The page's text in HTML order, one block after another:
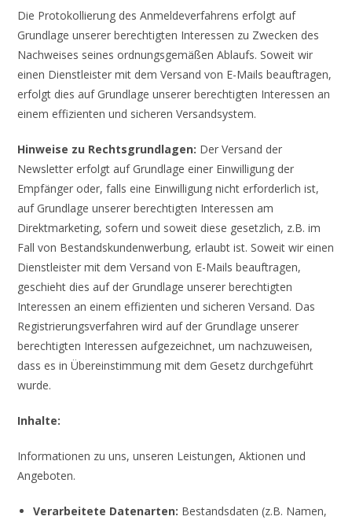
Die Protokollierung des Anmeldeverfahrens erfolgt auf
Grundlage unserer berechtigten Interessen zu Zwecken des
Nachweises seines ordnungsgemäßen Ablaufs. Soweit wir
einen Dienstleister mit dem Versand von E-Mails beauftragen,
erfolgt dies auf Grundlage unserer berechtigten Interessen an
einem effizienten und sicheren Versandsystem.
Hinweise zu Rechtsgrundlagen: Der Versand der
Newsletter erfolgt auf Grundlage einer Einwilligung der
Empfänger oder, falls eine Einwilligung nicht erforderlich ist,
auf Grundlage unserer berechtigten Interessen am
Direktmarketing, sofern und soweit diese gesetzlich, z.B. im
Fall von Bestandskundenwerbung, erlaubt ist. Soweit wir einen
Dienstleister mit dem Versand von E-Mails beauftragen,
geschieht dies auf der Grundlage unserer berechtigten
Interessen an einem effizienten und sicheren Versand. Das
Registrierungsverfahren wird auf der Grundlage unserer
berechtigten Interessen aufgezeichnet, um nachzuweisen,
dass es in Übereinstimmung mit dem Gesetz durchgeführt
wurde.
Inhalte:
Informationen zu uns, unseren Leistungen, Aktionen und
Angeboten.
Verarbeitete Datenarten: Bestandsdaten (z.B. Namen,